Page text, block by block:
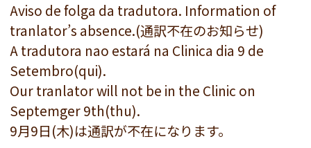
Aviso de folga da tradutora. Information of
tranlator’s absence.(通訳不在のお知らせ)
A tradutora nao estará na Clinica dia 9 de
Setembro(qui).
Our tranlator will not be in the Clinic on
Septemger 9th(thu).
9月9日(木)は通訳が不在になります。